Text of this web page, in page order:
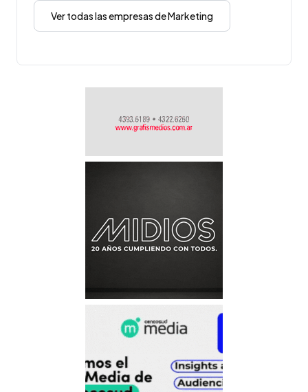
Ver todas las empresas de Marketing